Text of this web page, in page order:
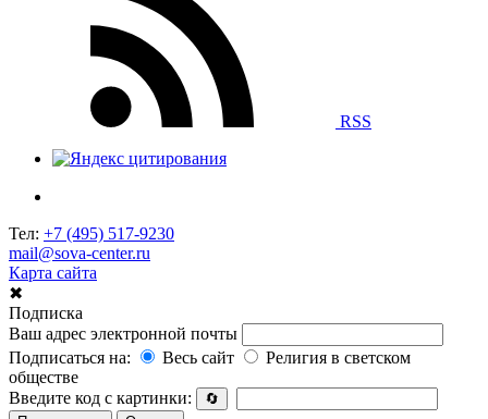
RSS
Тел: +7 (495) 517-9230
mail@sova-center.ru
Карта сайта
✖
Подписка
Ваш адрес электронной почты
Подписаться на:
Весь сайт
Религия в светском
обществе
Введите код с картинки:
🔄